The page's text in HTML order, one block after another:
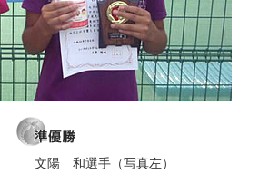
文陽 和選手（写真左）